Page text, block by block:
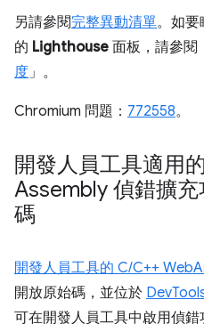
另請參閱完整異動清單。如要
的 Lighthouse 面板，請參閱
度」。
Chromium 問題： 772558。
開發人員工具適用
Assembly 偵錯擴
碼
開發人員工具的 C/C++
開放原始碼，並位於
可在開發人員工具中啟用偵